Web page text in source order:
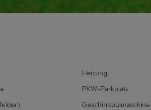
Heizung
PKW-Parkplatz
Geschirrspülmaschine